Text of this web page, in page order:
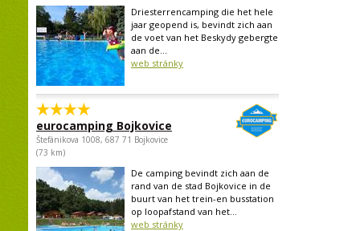
Driesterrencamping die het hele
jaar geopend is, bevindt zich aan
de voet van het Beskydy gebergte
aan de...
web stránky
eurocamping Bojkovice
Štefánikova 1008, 687 71 Bojkovice
(73 km)
De camping bevindt zich aan de
rand van de stad Bojkovice in de
buurt van het trein-en busstation
op loopafstand van het...
web stránky